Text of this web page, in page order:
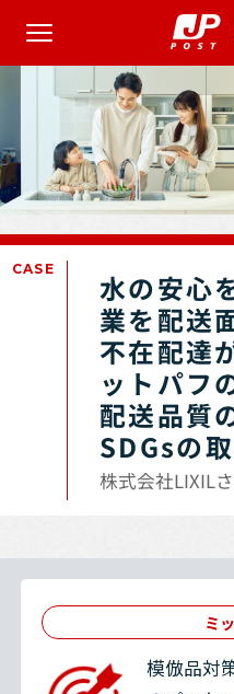
CASE
水の安心
業を配送
不在配達
ットパフ
配送品質
SDGsの
株式会社LIXIL
ミ
模倣品対